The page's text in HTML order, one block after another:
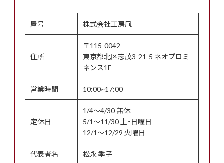
屋号 株式会社工房凧
住所
〒115-0042
東京都北区志茂3-21-5 ネオプロミ
ネンス1F
営業時間 10:00~17:00
定休日
1/4〜4/30 無休
5/1〜11/30 土・日曜日
12/1〜12/29 火曜日
代表者名 松永 季子